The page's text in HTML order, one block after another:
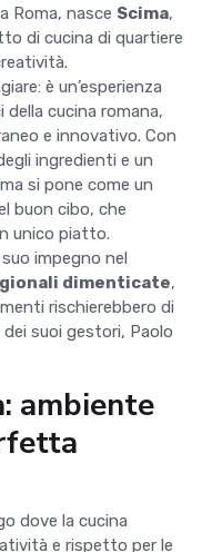
Roma, nasce Scima,
di cucina di quartiere
è un’esperienza
cucina romana,
e innovativo. Con
ingredienti e un
si pone come un
buon cibo, che
unico piatto.
impegno nel
dimenticate,
rischierebbero di
suoi gestori, Paolo
ambiente
dove la cucina
e rispetto per le